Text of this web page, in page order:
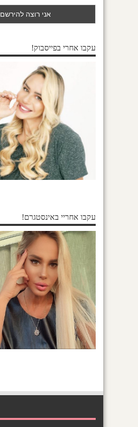
עקבו אחרי בפייסבוק!
עקבו אחריי באינסטגרם!